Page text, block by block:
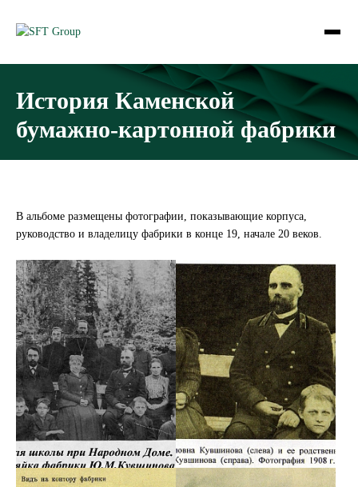
История Каменской
бумажно-картонной фабрики
В альбоме размещены фотографии, показывающие корпуса,
руководство и владелицу фабрики в конце 19, начале 20 веков.